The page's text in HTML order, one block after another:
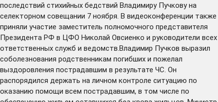
последствий стихийных бедствий Владимиру Пучкову на
селекторном совещании 7 ноября. В видеоконференции также
приняли участие заместитель полномочного представителя
Президента РФ в ЦФО Николай Овсиенко и руководители всех
ответственных служб и ведомств.Владимир Пучков выразил
соболезнования родственникам погибших и пожелал
выздоровления пострадавшим в результате ЧС. Он
распорядился держать на личном контроле ситуацию по
оказанию помощи всем пострадавшим, в том числе по